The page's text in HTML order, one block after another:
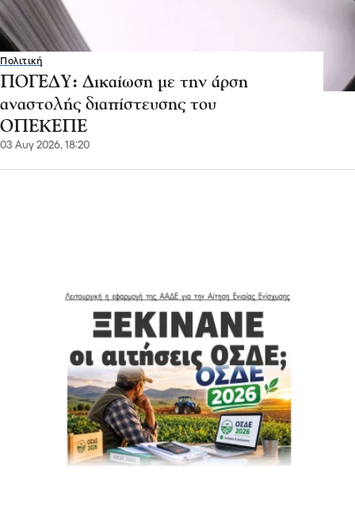
Πολιτική
ΠΟΓΕΔΥ: Δικαίωση με την άρση
αναστολής διαπίστευσης του
ΟΠΕΚΕΠΕ
03 Αυγ 2026, 18:20